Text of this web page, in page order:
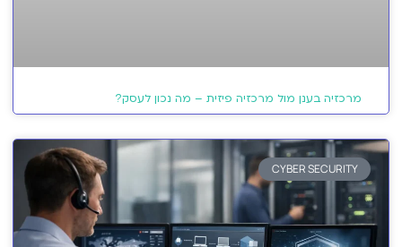
מרכזיה בענן מול מרכזיה פיזית – מה נכון לעסק?
CYBER SECURITY